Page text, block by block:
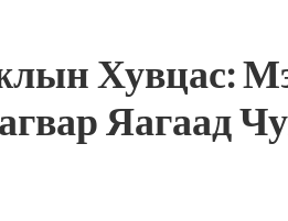
Хувцас:
Яагаад